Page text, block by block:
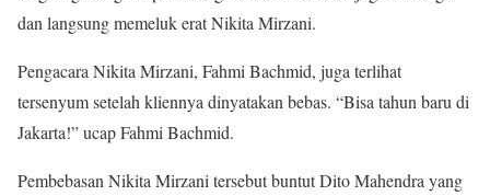
dan langsung memeluk erat Nikita Mirzani.
Pengacara Nikita Mirzani, Fahmi Bachmid, juga terlihat
tersenyum setelah kliennya dinyatakan bebas. “Bisa tahun baru di
Jakarta!” ucap Fahmi Bachmid.
Pembebasan Nikita Mirzani tersebut buntut Dito Mahendra yang